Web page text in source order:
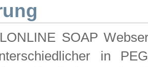
SOAP
in